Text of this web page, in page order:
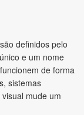
definidos pelo
e um nome
de forma
sistemas
mude um